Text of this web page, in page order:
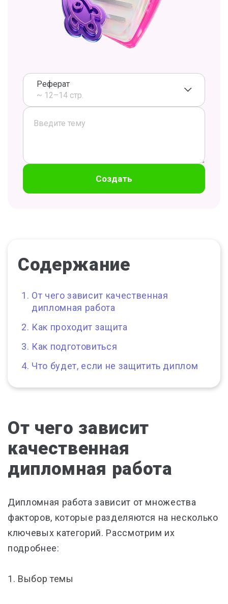
Реферат
~ 12–14 стр.
Создать
Содержание
От чего зависит качественная
дипломная работа
Как проходит защита
Как подготовиться
Что будет, если не защитить диплом
От чего зависит
качественная
дипломная работа
Дипломная работа зависит от множества
факторов, которые разделяются на несколько
ключевых категорий. Рассмотрим их
подробнее:
1. Выбор темы